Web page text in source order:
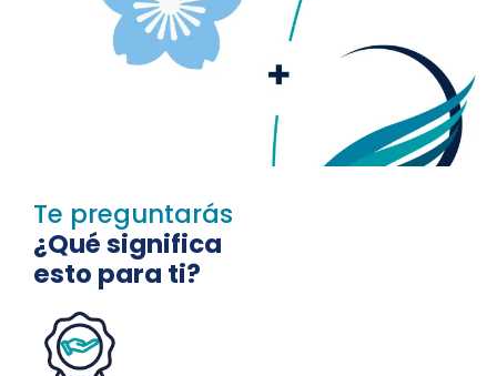
Te preguntarás
¿Qué significa
esto para ti?